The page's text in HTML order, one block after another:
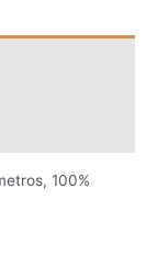
100%